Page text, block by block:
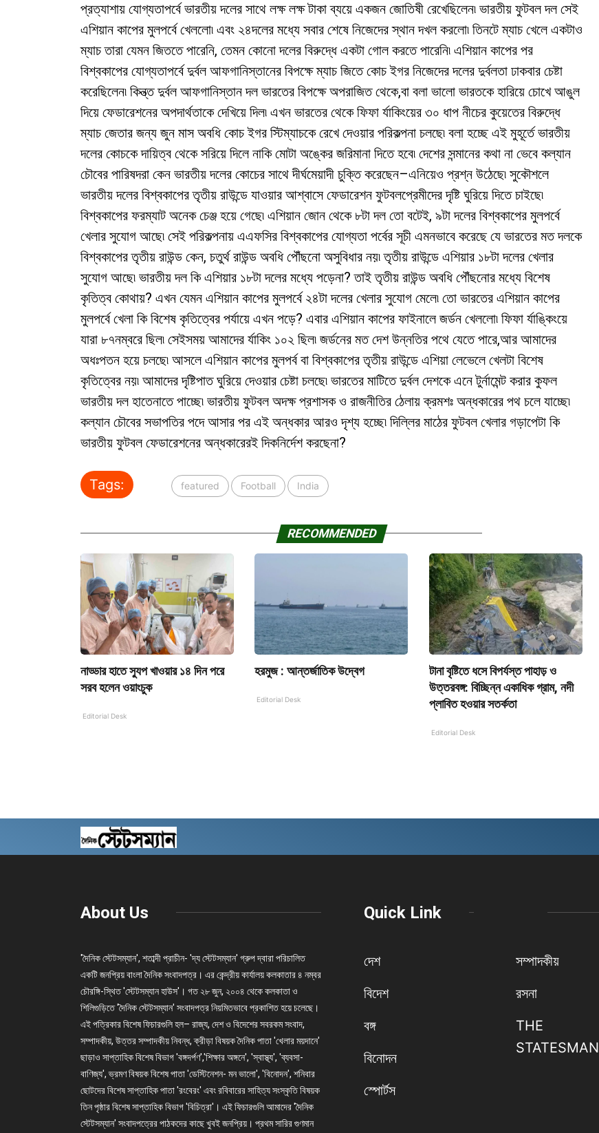
প্রত্যাশায় যোগ্যতাপর্বে ভারতীয় দলের সাথে লক্ষ লক্ষ টাকা ব্যয়ে একজন জোতিষী রেখেছিলেন৷ ভারতীয় ফুটবল দল সেই
এশিয়ান কাপের মুলপর্বে খেললো৷ এবং ২৪দলের মধ্যে সবার শেষে নিজেদের স্থান দখল করলো৷ তিনটে ম্যাচ খেলে একটাও
ম্যাচ তারা যেমন জিততে পারেনি, তেমন কোনো দলের বিরুদ্ধে একটা গোল করতে পারেনি৷ এশিয়ান কাপের পর
বিশ্বকাপের যোগ্যতাপর্বে দুর্বল আফগানিস্তানের বিপক্ষে ম্যাচ জিতে কোচ ইগর নিজেদের দলের দুর্বলতা ঢাকবার চেষ্টা
করেছিলেন৷ কিন্ত্ত দুর্বল আফগানিস্তান দল ভারতের বিপক্ষে অপরাজিত থেকে,বা বলা ভালো ভারতকে হারিয়ে চোখে আঙুল
দিয়ে ফেডারেশনের অপদার্থতাকে দেখিয়ে দিল৷ এখন ভারতের থেকে ফিফা র্যাকিংয়ের ৩০ ধাপ নীচের কুয়েতের বিরুদ্ধে
ম্যাচ জেতার জন্য জুন মাস অবধি কোচ ইগর স্টিম্যাচকে রেখে দেওয়ার পরিকল্পনা চলছে৷ বলা হচ্ছে এই মুহূর্তে ভারতীয়
দলের কোচকে দায়িত্ব থেকে সরিয়ে দিলে নাকি মোটা অঙ্কের জরিমানা দিতে হবে৷ দেশের সন্মানের কথা না ভেবে কল্যান
চৌবের পারিষদরা কেন ভারতীয় দলের কোচের সাথে দীর্ঘমেয়াদী চুক্তি করেছেন–এনিয়েও প্রশ্ন উঠেছে৷ সুকৌশলে
ভারতীয় দলের বিশ্বকাপের তৃতীয় রাউন্ডে যাওয়ার আশ্বাসে ফেডারেশন ফুটবলপ্রেমীদের দৃষ্টি ঘুরিয়ে দিতে চাইছে৷
বিশ্বকাপের ফরম্যাট অনেক চেঞ্জ হয়ে গেছে৷ এশিয়ান জোন থেকে ৮টা দল তো বটেই, ৯টা দলের বিশ্বকাপের মুলপর্বে
খেলার সুযোগ আছে৷ সেই পরিকল্পনায় এএফসির বিশ্বকাপের যোগ্যতা পর্বের সূচী এমনভাবে করেছে যে ভারতের মত দলকে
বিশ্বকাপের তৃতীয় রাউন্ড কেন, চতুর্থ রাউন্ড অবধি পৌঁছনো অসুবিধার নয়৷ তৃতীয় রাউন্ডে এশিয়ার ১৮টা দলের খেলার
সুযোগ আছে৷ ভারতীয় দল কি এশিয়ার ১৮টা দলের মধ্যে পড়েনা? তাই তৃতীয় রাউন্ড অবধি পৌঁছনোর মধ্যে বিশেষ
কৃতিত্ব কোথায়? এখন যেমন এশিয়ান কাপের মুলপর্বে ২৪টা দলের খেলার সুযোগ মেলে৷ তো ভারতের এশিয়ান কাপের
মুলপর্বে খেলা কি বিশেষ কৃতিত্বের পর্যায়ে এখন পড়ে? এবার এশিয়ান কাপের ফাইনালে জর্ডন খেললো৷ ফিফা র্যাঙ্কিংয়ে
যারা ৮৭নম্বরে ছিল৷ সেইসময় আমাদের র্যাকিং ১০২ ছিল৷ জর্ডনের মত দেশ উন্নতির পথে যেতে পারে,আর আমাদের
অধঃপতন হয়ে চলছে৷ আসলে এশিয়ান কাপের মুলপর্ব বা বিশ্বকাপের তৃতীয় রাউন্ডে এশিয়া লেভেলে খেলটা বিশেষ
কৃতিত্বের নয়৷ আমাদের দৃষ্টিপাত ঘুরিয়ে দেওয়ার চেষ্টা চলছে৷ ভারতের মাটিতে দুর্বল দেশকে এনে টুর্নামেন্ট করার কুফল
ভারতীয় দল হাতেনাতে পাচ্ছে৷ ভারতীয় ফুটবল অদক্ষ প্রশাসক ও রাজনীতির ঠেলায় ক্রমশঃ অন্ধকারের পথ চলে যাচ্ছে৷
কল্যান চৌবের সভাপতির পদে আসার পর এই অন্ধকার আরও দৃশ্য হচ্ছে৷ দিল্লির মাঠের ফুটবল খেলার গড়াপেটা কি
ভারতীয় ফুটবল ফেডারেশনের অন্ধকারেরই দিকনির্দেশ করছেনা?
Tags: featured Football India
RECOMMENDED
নাড্ডার হাতে স্যুপ খাওয়ার ১৪ দিন পরে
সরব হলেন ওয়াংচুক
Editorial Desk
হরমুজ : আন্তর্জাতিক উদ্বেগ
Editorial Desk
টানা বৃষ্টিতে ধসে বিপর্যস্ত পাহাড় ও
উত্তরবঙ্গ: বিচ্ছিন্ন একাধিক গ্রাম, নদী
প্লাবিত হওয়ার সতর্কতা
Editorial Desk
About Us
'দৈনিক স্টেটসম্যান', শতাব্দী প্রাচীন- 'দ্য স্টেটসম্যান' গ্রুপ দ্বারা পরিচালিত
একটি জনপ্রিয় বাংলা দৈনিক সংবাদপত্র। এর কেন্দ্রীয় কার্যালয় কলকাতার ৪ নম্বর
চৌরঙ্গি-স্থিত 'স্টেটসম্যান হাউস'। গত ২৮ জুন, ২০০৪ থেকে কলকাতা ও
শিলিগুড়িতে 'দৈনিক স্টেটসম্যান' সংবাদপত্র নিয়মিতভাবে প্রকাশিত হয়ে চলেছে।
এই পত্রিকার বিশেষ ফিচারগুলি হল– রাজ্য, দেশ ও বিদেশের সবরকম সংবাদ,
সম্পাদকীয়, উত্তর সম্পাদকীয় নিবন্ধ, ক্রীড়া বিষয়ক দৈনিক পাতা 'খেলার ময়দানে'
ছাড়াও সাপ্তাহিক বিশেষ বিভাগ 'বঙ্গদর্পণ','শিক্ষার অঙ্গনে', 'স্বাস্থ্য', 'ব্যবসা-
বাণিজ্য', ভ্রমণ বিষয়ক বিশেষ পাতা 'ডেস্টিনেশন- মন ভালো', 'বিনোদন', শনিবার
ছোটদের বিশেষ সাপ্তাহিক পাতা 'রংবেরং' এবং রবিবারের সাহিত্য সংস্কৃতি বিষয়ক
তিন পৃষ্ঠার বিশেষ সাপ্তাহিক বিভাগ 'বিচিত্রা'। এই ফিচারগুলি আমাদের 'দৈনিক
স্টেটসম্যান' সংবাদপত্রের পাঠকদের কাছে খুবই জনপ্রিয়। প্রথম সারির গুণমান
Quick Link
দেশ
বিদেশ
বঙ্গ
বিনোদন
স্পোর্টস
সম্পাদকীয়
রসনা
THE
STATESMAN